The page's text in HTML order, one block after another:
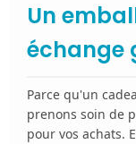
Un
échange
Parce qu'un
prenons soin de
pour vos achats.